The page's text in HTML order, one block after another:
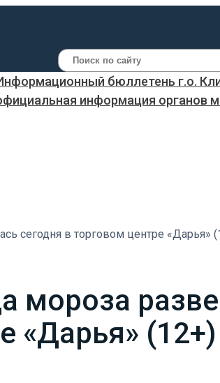
Поиск
бюллетень г.о.
информация органов
сегодня в торговом центре «Дарья»
мороза
«Дарья» (12+)